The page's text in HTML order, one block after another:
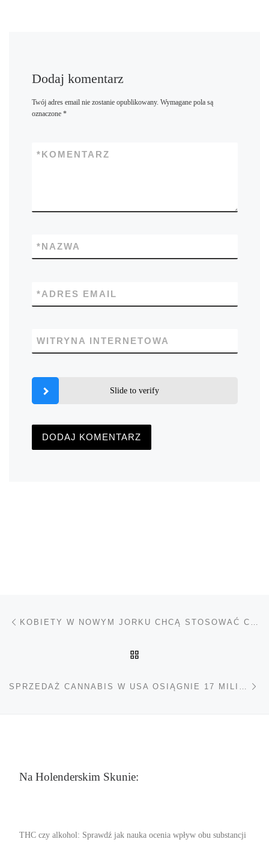
Dodaj komentarz
Twój adres email nie zostanie opublikowany. Wymagane pola są
oznaczone *
KOMENTARZ
*
NAZWA
*
ADRES EMAIL
*
WITRYNA INTERNETOWA
Slide to verify
Nawigacja wpisu
Na Holenderskim Skunie:
THC czy alkohol: Sprawdź jak nauka ocenia wpływ obu substancji